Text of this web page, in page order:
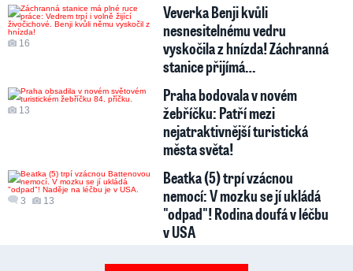
16
Veverka Benji kvůli
nesnesitelnému vedru
vyskočila z hnízda! Záchranná
stanice přijímá…
13
Praha bodovala v novém
žebříčku: Patří mezi
nejatraktivnější turistická
města světa!
3 13
Beatka (5) trpí vzácnou
nemocí: V mozku se jí ukládá
"odpad"! Rodina doufá v léčbu
v USA